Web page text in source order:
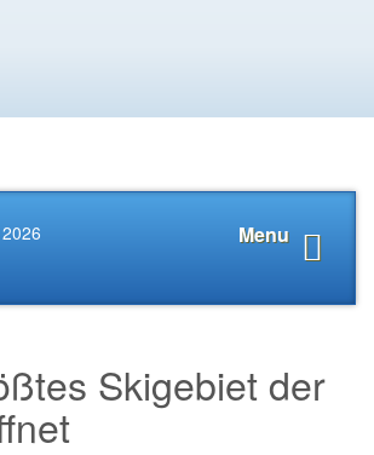
Menu
Skigebiet der